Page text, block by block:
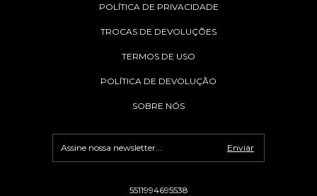
POLÍTICA DE PRIVACIDADE
TROCAS DE DEVOLUÇÕES
TERMOS DE USO
POLÍTICA DE DEVOLUÇÃO
SOBRE NÓS
5511994695538